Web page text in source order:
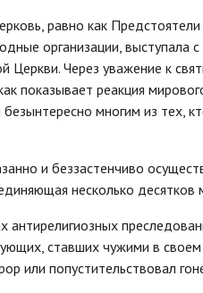
равно как
организации, выступала
Церкви. Через уважение к
показывает реакция
многим из тех,
и беззастенчиво
несколько
антирелигиозных
ставших чужими в
или попустительствовал